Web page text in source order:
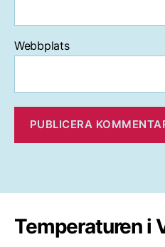
Webbplats
Temperaturen i